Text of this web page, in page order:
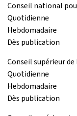
Conseil national
Quotidienne
Hebdomadaire
Dès publication
Conseil supérieur
Quotidienne
Hebdomadaire
Dès publication